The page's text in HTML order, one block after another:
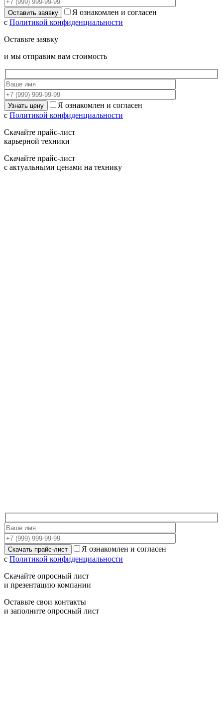
Я ознакомлен и согласен
с Политикой конфиденциальности
Оставьте заявку
и мы отправим вам стоимость
Я ознакомлен и согласен
с Политикой конфиденциальности
Скачайте прайс-лист
карьерной техники
Скачайте прайс-лист
с актуальными ценами на технику
Я ознакомлен и согласен
с Политикой конфиденциальности
Скачайте опросный лист
и презентацию компании
Оставьте свои контакты
и заполните опросный лист